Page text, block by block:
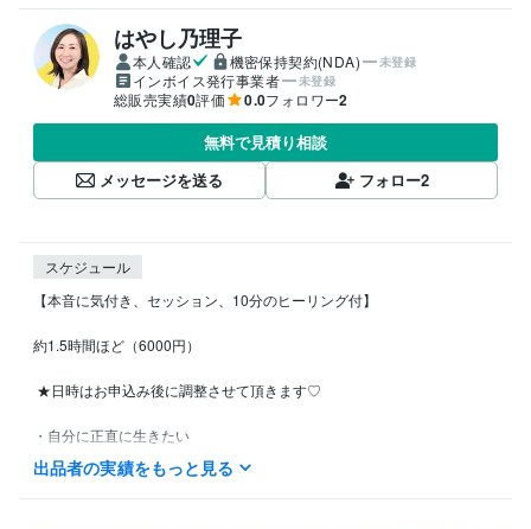
はやし乃理子
本人確認 機密保持契約(NDA) 未登録
インボイス発行事業者 未登録
総販売実績0評価 0.0フォロワー2
無料で見積り相談
メッセージを送る
フォロー2
スケジュール
【本音に気付き、セッション、10分のヒーリング付】
約1.5時間ほど（6000円）
・自分に正直に生きたい
・本音が中々わからない
・自分に自信をもちたい
・毎日を楽しく生きたい
出品者の実績をもっと見る